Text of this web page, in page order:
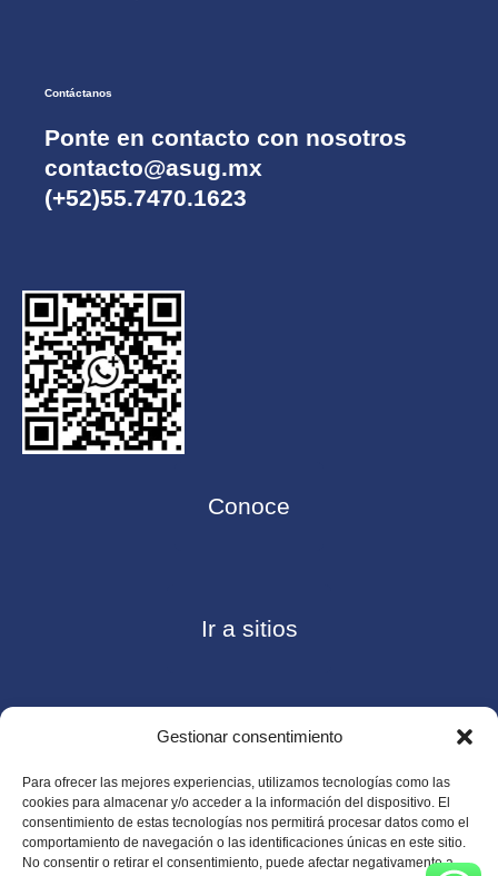
Gestionar consentimiento
Para ofrecer las mejores experiencias, utilizamos tecnologías como las
cookies para almacenar y/o acceder a la información del dispositivo. El
consentimiento de estas tecnologías nos permitirá procesar datos como el
comportamiento de navegación o las identificaciones únicas en este sitio.
No consentir o retirar el consentimiento, puede afectar negativamente a
Contáctanos
Ponte en contacto con nosotros
contacto@asug.mx
(+52)55.7470.1623
Conoce
Ir a sitios
Contáctanos
Consulte nuestroAviso de privacidad